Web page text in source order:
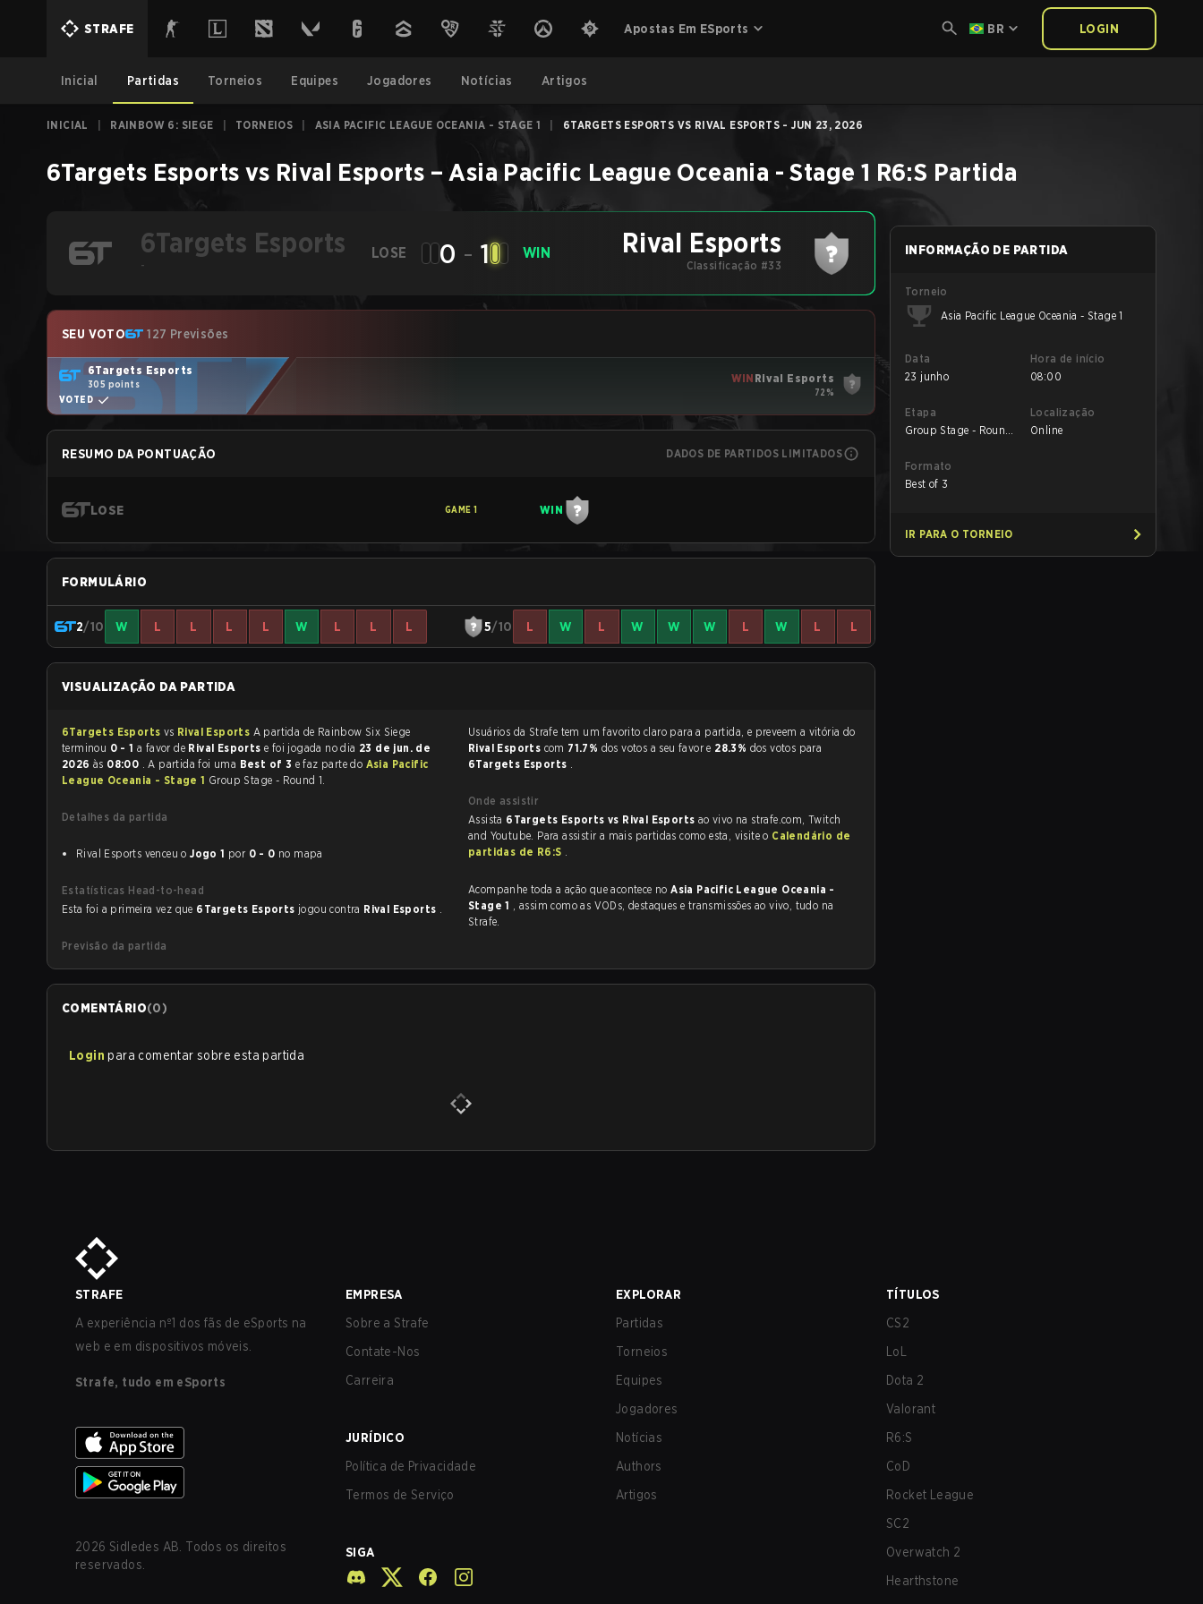
STRAFE Apostas Em ESports BR LOGIN
Inicial Partidas Torneios Equipes Jogadores Notícias Artigos
INICIAL RAINBOW 6: SIEGE TORNEIOS ASIA PACIFIC LEAGUE OCEANIA - STAGE 1 6TARGETS ESPORTS VS RIVAL ESPORTS - JUN 23, 2026
6Targets Esports vs Rival Esports –Asia Pacific League Oceania - Stage 1 R6:S Partida
6Targets Esports
-
LOSE 0 - 1 WIN Rival Esports
Classificação #33
SEU VOTO 127 Previsões
6Targets Esports
305 points
VOTED
WIN Rival Esports
72%
RESUMO DA PONTUAÇÃO DADOS DE PARTIDOS LIMITADOS
LOSE GAME 1 WIN
FORMULÁRIO
2/10 W L L L L W L L L 5/10 L W L W W W L W L L
VISUALIZAÇÃO DA PARTIDA
6Targets Esports vs Rival Esports A partida de Rainbow Six Siege
terminou 0 - 1 a favor de Rival Esports e foi jogada no dia 23 de jun. de
2026 às 08:00 . A partida foi uma Best of 3 e faz parte do Asia Pacific
League Oceania - Stage 1 Group Stage - Round 1.
Detalhes da partida
Rival Esports venceu oJogo 1 por 0 - 0 no mapa
Estatísticas Head-to-head
Esta foi a primeira vez que 6Targets Esports jogou contra Rival Esports .
Previsão da partida
Usuários da Strafe tem um favorito claro para a partida, e preveem a vitória do
Rival Esports com 71.7% dos votos a seu favor e 28.3% dos votos para
6Targets Esports .
Onde assistir
Assista 6Targets Esports vs Rival Esports ao vivo na strafe.com, Twitch
and Youtube. Para assistir a mais partidas como esta, visite o Calendário de
partidas de R6:S .
Acompanhe toda a ação que acontece noAsia Pacific League Oceania -
Stage 1 , assim como as VODs, destaques e transmissões ao vivo, tudo na
Strafe.
COMENTÁRIO(0)
Login para comentar sobre esta partida
INFORMAÇÃO DE PARTIDA
Torneio
Asia Pacific League Oceania - Stage 1
Data
23 junho
Hora de início
08:00
Etapa
Group Stage - Round
Localização
Online
Formato
Best of 3
IR PARA O TORNEIO
STRAFE
A experiência nº1 dos fãs de eSports na
web e em dispositivos móveis.
Strafe, tudo em eSports
2026 Sidledes AB. Todos os direitos
reservados.
EMPRESA
Sobre a Strafe
Contate-Nos
Carreira
JURÍDICO
Política de Privacidade
Termos de Serviço
SIGA
EXPLORAR
Partidas
Torneios
Equipes
Jogadores
Notícias
Authors
Artigos
TÍTULOS
CS2
LoL
Dota 2
Valorant
R6:S
CoD
Rocket League
SC2
Overwatch 2
Hearthstone